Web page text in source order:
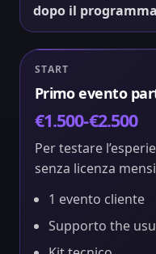
dopo il
START
Primo evento
€1.500-€2.500
Per testare
senza licenza
1 evento cliente
Supporto the